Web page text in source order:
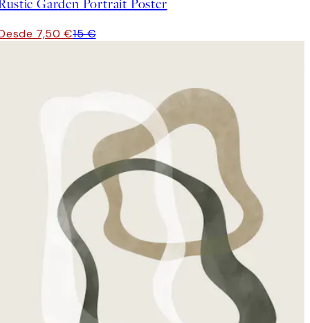
Garden Portrait Poster
7,50 €15 €